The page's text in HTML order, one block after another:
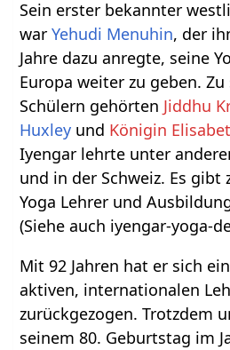
Sein erster bekannter
warYehudi Menuhin, der
Jahre dazu anregte, seine
Europa weiter zu geben.
Schülern gehörten Jiddhu
Huxley und Königin
Iyengar lehrte unter
und in der Schweiz. Es
Yoga Lehrer und
(Siehe auch iyengar-yoga-
Mit 92 Jahren hat er sich
aktiven, internationalen
zurückgezogen. Trotzdem
seinem 80. Geburtstag im